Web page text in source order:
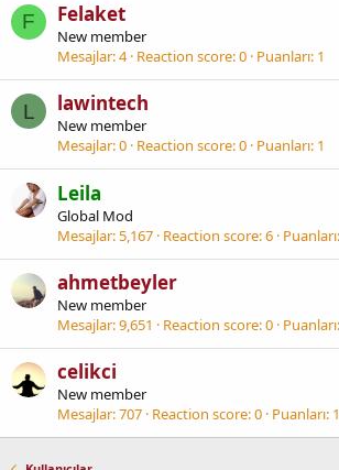
F Felaket
New member
Mesajlar 4 Reaction score 0 Puanları 1
L lawintech
New member
Mesajlar 0 Reaction score 0 Puanları 1
Leila
Global Mod
Mesajlar 5,167 Reaction score 6 Puanları
ahmetbeyler
New member
Mesajlar 9,651 Reaction score 0 Puanları
celikci
New member
Mesajlar 707 Reaction score 0 Puanları 1